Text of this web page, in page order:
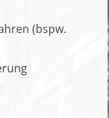
(bspw.